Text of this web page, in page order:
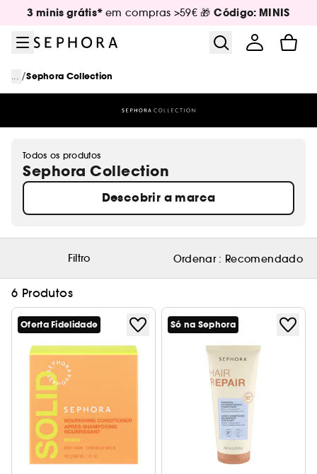
Ir para o menu
Ir para o conteúdo principal
Ir para o rodapé
3 minis grátis* em compras >59€ 🎁Código: MINIS
... /Sephora Collection
Todos os produtos
Sephora Collection
Descobrir a marca
Filtro Ordenar : Recomendado
6 Produtos
Oferta Fidelidade Só na Sephora